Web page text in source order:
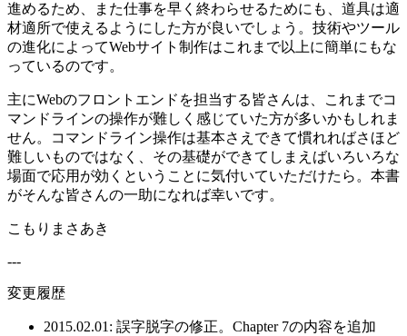
進めるため、また仕事を早く終わらせるためにも、道具は適
材適所で使えるようにした方が良いでしょう。技術やツール
の進化によってWebサイト制作はこれまで以上に簡単にもな
っているのです。
主にWebのフロントエンドを担当する皆さんは、これまでコ
マンドラインの操作が難しく感じていた方が多いかもしれま
せん。コマンドライン操作は基本さえできて慣れればさほど
難しいものではなく、その基礎ができてしまえばいろいろな
場面で応用が効くということに気付いていただけたら。本書
がそんな皆さんの一助になれば幸いです。
こもりまさあき
---
変更履歴
2015.02.01: 誤字脱字の修正。Chapter 7の内容を追加